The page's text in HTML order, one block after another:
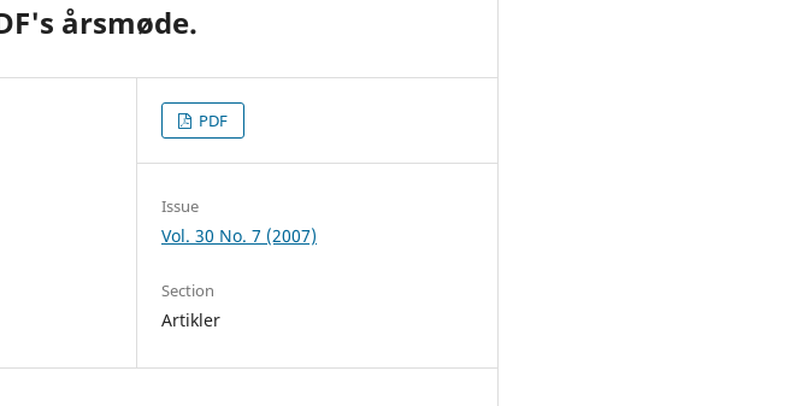
årsmøde.
PDF
Issue
Vol. 30 No. 7 (2007)
Section
Artikler